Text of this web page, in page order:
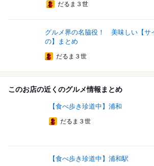
だるま３世
グルメ界の名脇役！ 美味しい【サ
の】まとめ
だるま３世
このお店の近くのグルメ情報まとめ
【食べ歩き珍道中】浦和
だるま３世
【食べ歩き珍道中】浦和駅